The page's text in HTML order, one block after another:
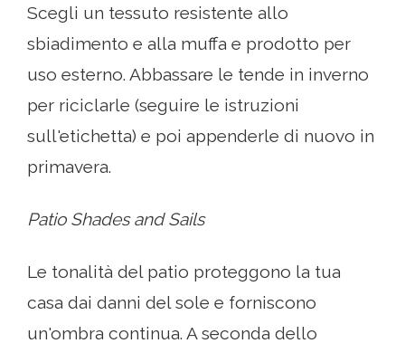
Scegli un tessuto resistente allo
sbiadimento e alla muffa e prodotto per
uso esterno. Abbassare le tende in inverno
per riciclarle (seguire le istruzioni
sull'etichetta) e poi appenderle di nuovo in
primavera.
Patio Shades and Sails
Le tonalità del patio proteggono la tua
casa dai danni del sole e forniscono
un'ombra continua. A seconda dello